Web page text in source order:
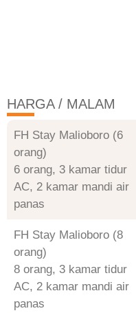
HARGA / MALAM
FH Stay Malioboro (6
orang)
6 orang, 3 kamar tidur
AC, 2 kamar mandi air
panas
FH Stay Malioboro (8
orang)
8 orang, 3 kamar tidur
AC, 2 kamar mandi air
panas